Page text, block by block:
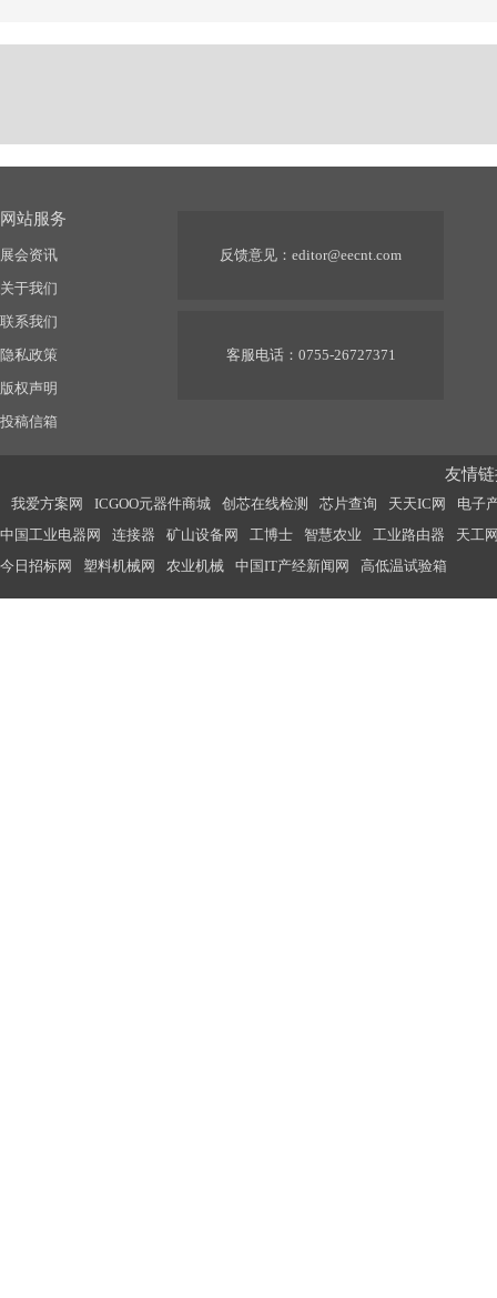
网站服务
展会资讯
关于我们
联系我们
隐私政策
版权声明
投稿信箱
反馈意见： editor@eecnt.com
客服电话：0755-26727371
友情
我爱方案网 ICGOO元器件商城 创芯在线检测 芯片查询 天天IC网
电子
中国工业电器网
连接器 矿山设备网 工博士 智慧农业 工业路由器
天工
今日招标网
塑料机械网 农业机械 中国IT产经新闻网 高低温试验箱